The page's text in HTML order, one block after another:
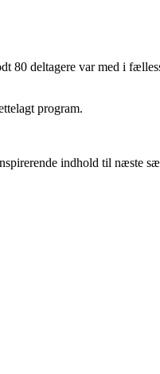
80 deltagere var med i
program.
indhold til næste